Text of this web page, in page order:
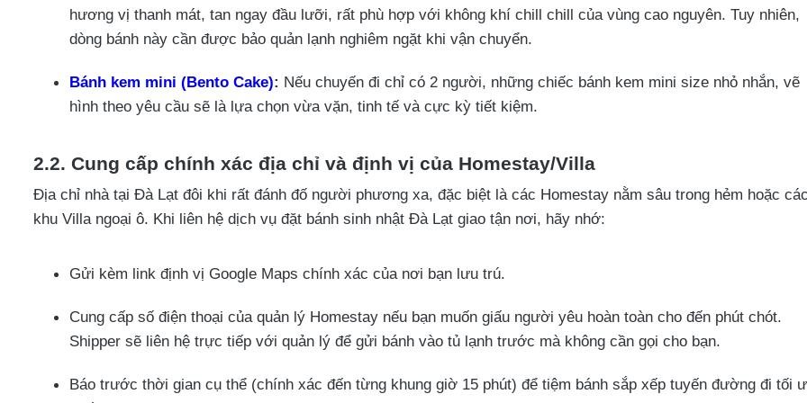
hương vị thanh mát, tan ngay đầu lưỡi, rất phù hợp với không khí chill chill của vùng cao nguyên. Tuy nhiên,
dòng bánh này cần được bảo quản lạnh nghiêm ngặt khi vận chuyển.
Bánh kem mini (Bento Cake): Nếu chuyến đi chỉ có 2 người, những chiếc bánh kem mini size nhỏ nhắn, vẽ
hình theo yêu cầu sẽ là lựa chọn vừa vặn, tinh tế và cực kỳ tiết kiệm.
2.2. Cung cấp chính xác địa chỉ và định vị của Homestay/Villa
Địa chỉ nhà tại Đà Lạt đôi khi rất đánh đố người phương xa, đặc biệt là các Homestay nằm sâu trong hẻm hoặc
khu Villa ngoại ô. Khi liên hệ dịch vụ đặt bánh sinh nhật Đà Lạt giao tận nơi, hãy nhớ:
Gửi kèm link định vị Google Maps chính xác của nơi bạn lưu trú.
Cung cấp số điện thoại của quản lý Homestay nếu bạn muốn giấu người yêu hoàn toàn cho đến phút chót.
Shipper sẽ liên hệ trực tiếp với quản lý để gửi bánh vào tủ lạnh trước mà không cần gọi cho bạn.
Báo trước thời gian cụ thể (chính xác đến từng khung giờ 15 phút) để tiệm bánh sắp xếp tuyến đường đi tối